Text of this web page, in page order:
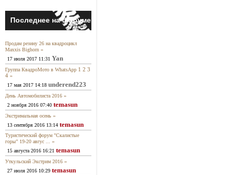
Последнее на форуме
Продам резину 26 на квадроцикл
Maxxis Bighorn »
17 июля 2017 11:31 Yan
Группа КвадроМото в WhatsApp 1 2 3
4 »
17 мая 2017 14:18 underend223
День Автомобилиста 2016 »
2 ноября 2016 07:40 temasun
Экстримальная осень »
13 сентября 2016 13:14 temasun
Туристический форум "Скалистые
горы" 19-20 авгус ...
»
15 августа 2016 16:21 temasun
Уткульский Экстрим 2016 »
27 июля 2016 10:29 temasun